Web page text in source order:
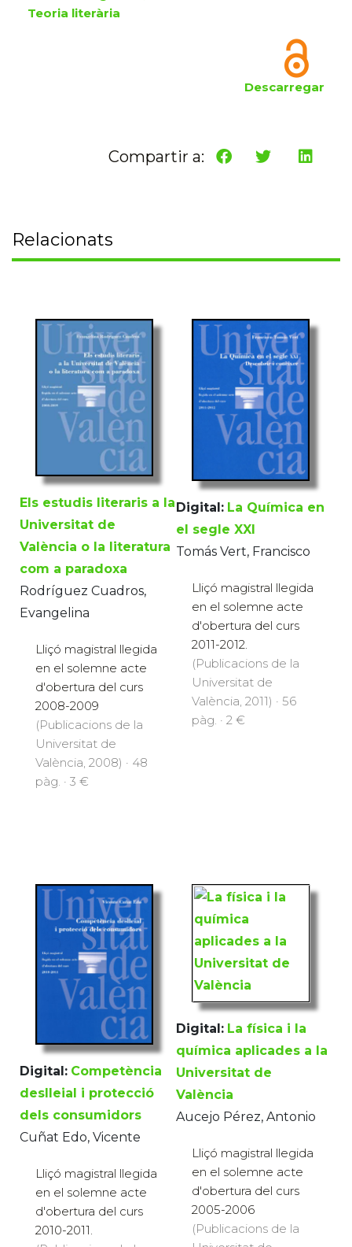
Teoria literària
Descarregar
Compartir a:
Relacionats
Els estudis literaris a la
Universitat de
València o la literatura
com a paradoxa
Rodríguez Cuadros,
Evangelina
Lliçó magistral llegida
en el solemne acte
d'obertura del curs
2008-2009
(Publicacions de la
Universitat de
València, 2008) · 48
pàg. · 3 €
Digital: La Química en
el segle XXI
Tomás Vert, Francisco
Lliçó magistral llegida
en el solemne acte
d'obertura del curs
2011-2012.
(Publicacions de la
Universitat de
València, 2011) · 56
pàg. · 2 €
Digital: Competència
deslleial i protecció
dels consumidors
Cuñat Edo, Vicente
Lliçó magistral llegida
en el solemne acte
d'obertura del curs
2010-2011.
Digital: La física i la
química aplicades a la
Universitat de
València
Aucejo Pérez, Antonio
Lliçó magistral llegida
en el solemne acte
d'obertura del curs
2005-2006
(Publicacions de la